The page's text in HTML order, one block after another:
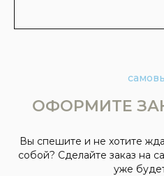
ОФОРМИТЕ
Вы спешите и не хотите
собой? Сделайте заказ на
уже